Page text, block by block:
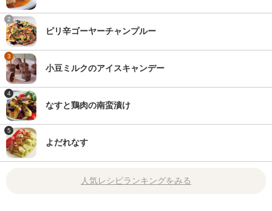
2
ピリ辛ゴーヤーチャンプルー
3
小豆ミルクのアイスキャンデー
4
なすと鶏肉の南蛮漬け
5
よだれなす
人気レシピランキングをみる